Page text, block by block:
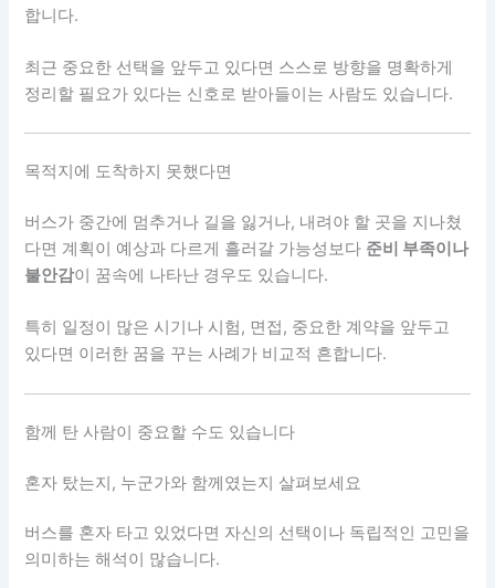
합니다.
최근 중요한 선택을 앞두고 있다면 스스로 방향을 명확하게
정리할 필요가 있다는 신호로 받아들이는 사람도 있습니다.
목적지에 도착하지 못했다면
버스가 중간에 멈추거나 길을 잃거나, 내려야 할 곳을 지나쳤
다면 계획이 예상과 다르게 흘러갈 가능성보다 준비 부족이나
불안감이 꿈속에 나타난 경우도 있습니다.
특히 일정이 많은 시기나 시험, 면접, 중요한 계약을 앞두고
있다면 이러한 꿈을 꾸는 사례가 비교적 흔합니다.
함께 탄 사람이 중요할 수도 있습니다
혼자 탔는지, 누군가와 함께였는지 살펴보세요
버스를 혼자 타고 있었다면 자신의 선택이나 독립적인 고민을
의미하는 해석이 많습니다.